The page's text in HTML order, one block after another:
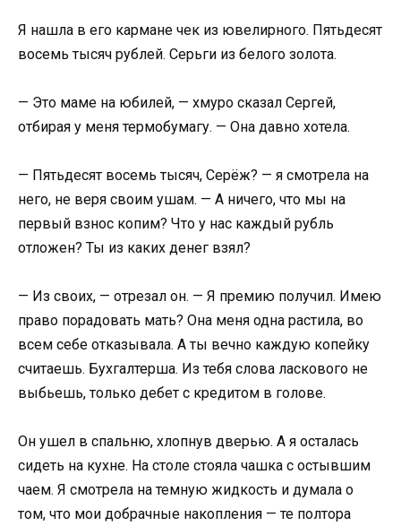
Я нашла в его кармане чек из ювелирного. Пятьдесят
восемь тысяч рублей. Серьги из белого золота.
— Это маме на юбилей, — хмуро сказал Сергей,
отбирая у меня термобумагу. — Она давно хотела.
— Пятьдесят восемь тысяч, Серёж? — я смотрела на
него, не веря своим ушам. — А ничего, что мы на
первый взнос копим? Что у нас каждый рубль
отложен? Ты из каких денег взял?
— Из своих, — отрезал он. — Я премию получил. Имею
право порадовать мать? Она меня одна растила, во
всем себе отказывала. А ты вечно каждую копейку
считаешь. Бухгалтерша. Из тебя слова ласкового не
выбьешь, только дебет с кредитом в голове.
Он ушел в спальню, хлопнув дверью. А я осталась
сидеть на кухне. На столе стояла чашка с остывшим
чаем. Я смотрела на темную жидкость и думала о
том, что мои добрачные накопления — те полтора